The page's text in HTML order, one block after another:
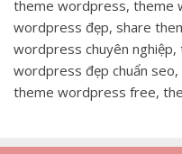
theme wordpress, theme
wordpress đẹp, share
wordpress chuyên
wordpress đẹp chuẩn
theme wordpress free,